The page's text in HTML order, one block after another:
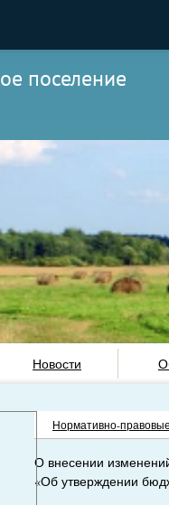
поселение
Новости
Нормативно-
О внесении
«Об утверждении